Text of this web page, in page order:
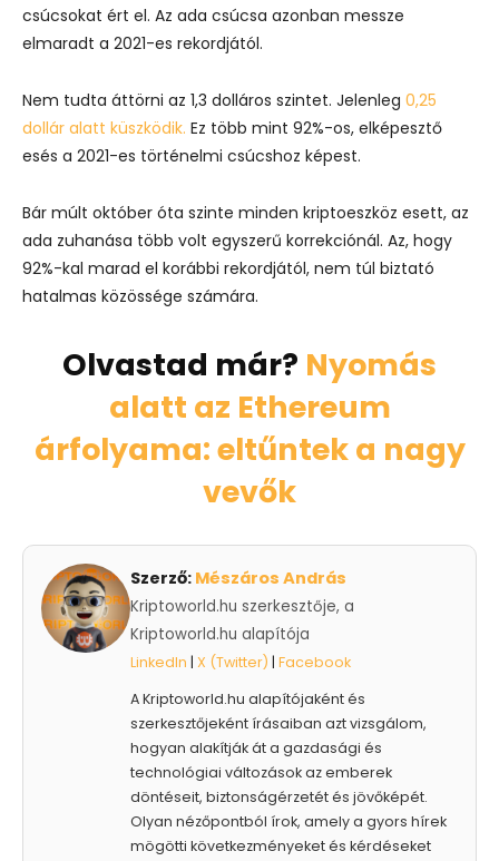
csúcsokat ért el. Az ada csúcsa azonban messze
elmaradt a 2021-es rekordjától.
Nem tudta áttörni az 1,3 dolláros szintet. Jelenleg 0,25
dollár alatt küszködik. Ez több mint 92%-os, elképesztő
esés a 2021-es történelmi csúcshoz képest.
Bár múlt október óta szinte minden kriptoeszköz esett, az
ada zuhanása több volt egyszerű korrekciónál. Az, hogy
92%-kal marad el korábbi rekordjától, nem túl biztató
hatalmas közössége számára.
Olvastad már? Nyomás
alatt az Ethereum
árfolyama: eltűntek a nagy
vevők
Szerző: Mészáros András
Kriptoworld.hu szerkesztője, a
Kriptoworld.hu alapítója
LinkedIn | X (Twitter) | Facebook
A Kriptoworld.hu alapítójaként és
szerkesztőjeként írásaiban azt vizsgálom,
hogyan alakítják át a gazdasági és
technológiai változások az emberek
döntéseit, biztonságérzetét és jövőképét.
Olyan nézőpontból írok, amely a gyors hírek
mögötti következményeket és kérdéseket